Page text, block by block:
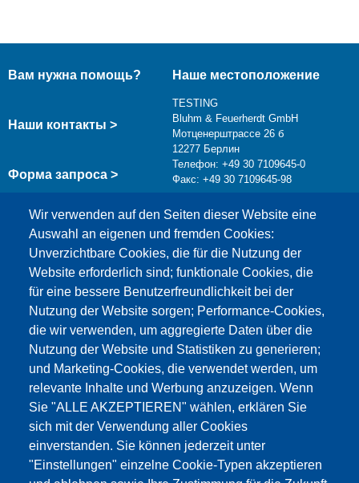
Wir verwenden auf den Seiten dieser Website eine
Auswahl an eigenen und fremden Cookies:
Unverzichtbare Cookies, die für die Nutzung der
Website erforderlich sind; funktionale Cookies, die
für eine bessere Benutzerfreundlichkeit bei der
Nutzung der Website sorgen; Performance-Cookies,
die wir verwenden, um aggregierte Daten über die
Nutzung der Website und Statistiken zu generieren;
und Marketing-Cookies, die verwendet werden, um
relevante Inhalte und Werbung anzuzeigen. Wenn
Sie "ALLE AKZEPTIEREN" wählen, erklären Sie
sich mit der Verwendung aller Cookies
einverstanden. Sie können jederzeit unter
"Einstellungen" einzelne Cookie-Typen akzeptieren
Вам нужна помощь?
Наши контакты >
Форма запроса >
Наше местоположение
TESTING
Bluhm & Feuerherdt GmbH
Мотценерштрассе 26 б
12277 Берлин
Телефон: +49 30 7109645-0
Факс: +49 30 7109645-98
info@testing.de
Этот материал заблокирован, потому что
файлы cookie Google Maps не были приняты.
НЕОБХОДИМО ПРИНЯТЬ ТОЛЬКО
ФАЙЛЫ COOKIE GOOGLE MAPS.
Alle Cookies akzeptieren